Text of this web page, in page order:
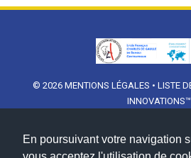
En poursuivant votre navigation
© 2026 MENTIONS LÉGALES • LISTE
INNOVATIONS™